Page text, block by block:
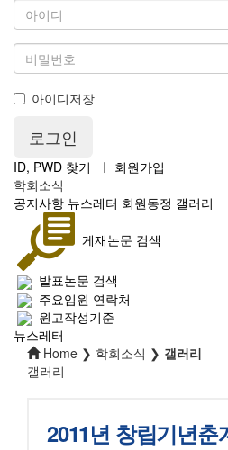
아이디저장
ID, PWD 찾기 ㅣ 회원가입
학회소식
공지사항 뉴스레터 회원동정 갤러리
게재논문 검색
발표논문 검색
주요임원 연락처
원고작성기준
뉴스레터
Home ❯ 학회소식 ❯ 갤러리
갤러리
2011년 창립기년춘